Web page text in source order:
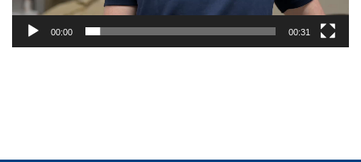
00:00 00:31